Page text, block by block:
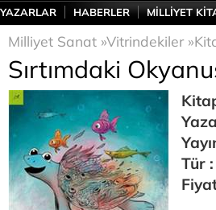
YAZARLAR HABERLER MİLLİYET
Milliyet Sanat »Vitrindekiler »
Sırtımdaki
Tür